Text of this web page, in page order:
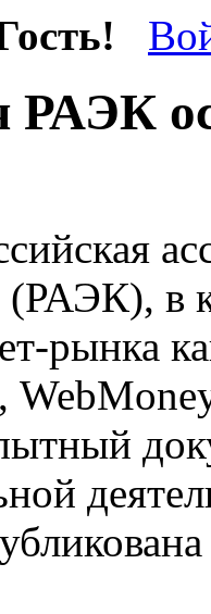
РАЭК
в
рынка